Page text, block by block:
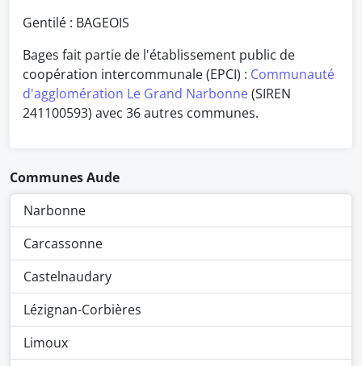
Gentilé : BAGEOIS
Bages fait partie de l'établissement public de
coopération intercommunale (EPCI) : Communauté
d'agglomération Le Grand Narbonne(SIREN
241100593) avec 36 autres communes.
Communes Aude
Narbonne
Carcassonne
Castelnaudary
Lézignan-Corbières
Limoux